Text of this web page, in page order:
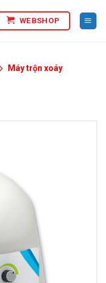
WEBSHOP
Máy trộn xoáy